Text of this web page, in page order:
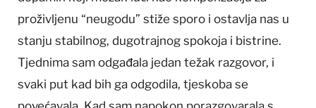
proživljenu “neugodu” stiže sporo i ostavlja nas u
stanju stabilnog, dugotrajnog spokoja i bistrine.
Tjednima sam odgađala jedan težak razgovor, i
svaki put kad bih ga odgodila, tjeskoba se